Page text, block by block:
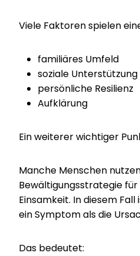
Viele Faktoren spielen
familiäres Umfeld
soziale Unterstützung
persönliche Resilienz
Aufklärung
Ein weiterer wichtiger
Manche Menschen
Bewältigungsstrategie
Einsamkeit. In diesem
ein Symptom als die
Das bedeutet: